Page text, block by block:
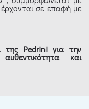
έρχονται σε επαφή με
της Pedrini για την
και